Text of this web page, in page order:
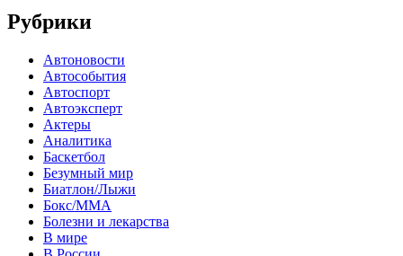
Рубрики
Автоновости
Автособытия
Автоспорт
Автоэксперт
Актеры
Аналитика
Баскетбол
Безумный мир
Биатлон/Лыжи
Бокс/MMA
Болезни и лекарства
В мире